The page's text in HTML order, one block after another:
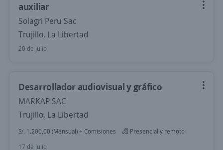
auxiliar
Solagri Peru Sac
Trujillo, La Libertad
20 de julio
Desarrollador audiovisual y gráfico
MARKAP SAC
Trujillo, La Libertad
S/. 1.200,00 (Mensual) + Comisiones
Presencial y remoto
17 de julio